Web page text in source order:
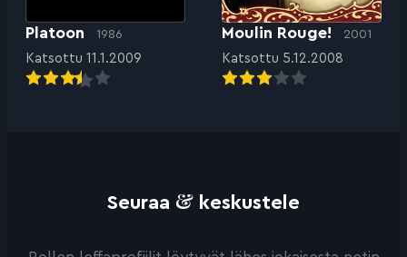
Platoon 1986
Katsottu 11.1.2009
Moulin Rouge! 2001
Katsottu 5.12.2008
Seuraa & keskustele